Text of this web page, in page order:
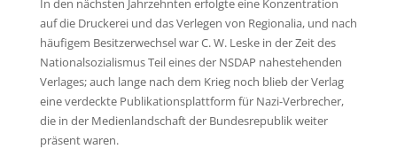
In den nächsten Jahrzehnten erfolgte eine Konzentration
auf die Druckerei und das Verlegen von Regionalia, und nach
häufigem Besitzerwechsel war C. W. Leske in der Zeit des
Nationalsozialismus Teil eines der NSDAP nahestehenden
Verlages; auch lange nach dem Krieg noch blieb der Verlag
eine verdeckte Publikationsplattform für Nazi-Verbrecher,
die in der Medienlandschaft der Bundesrepublik weiter
präsent waren.